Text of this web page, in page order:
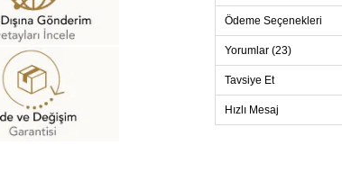
48
Ödeme Seçenekleri
Yorumlar (23)
Tavsiye Et
Hızlı Mesaj